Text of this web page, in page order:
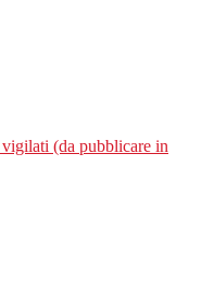
(da pubblicare in